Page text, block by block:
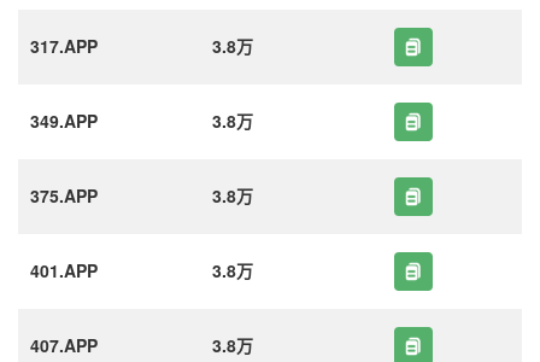
317.APP 3.8万
349.APP 3.8万
375.APP 3.8万
401.APP 3.8万
407.APP 3.8万